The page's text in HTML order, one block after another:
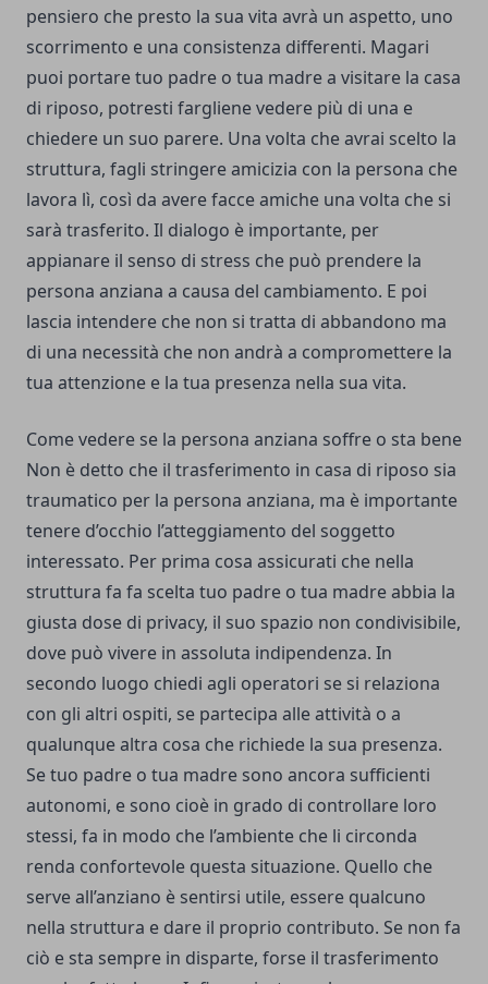
pensiero che presto la sua vita avrà un aspetto, uno
scorrimento e una consistenza differenti. Magari
puoi portare tuo padre o tua madre a visitare la casa
di riposo, potresti fargliene vedere più di una e
chiedere un suo parere. Una volta che avrai scelto la
struttura, fagli stringere amicizia con la persona che
lavora lì, così da avere facce amiche una volta che si
sarà trasferito. Il dialogo è importante, per
appianare il senso di stress che può prendere la
persona anziana a causa del cambiamento. E poi
lascia intendere che non si tratta di abbandono ma
di una necessità che non andrà a compromettere la
tua attenzione e la tua presenza nella sua vita.
Come vedere se la persona anziana soffre o sta bene
Non è detto che il trasferimento in casa di riposo sia
traumatico per la persona anziana, ma è importante
tenere d’occhio l’atteggiamento del soggetto
interessato. Per prima cosa assicurati che nella
struttura fa fa scelta tuo padre o tua madre abbia la
giusta dose di privacy, il suo spazio non condivisibile,
dove può vivere in assoluta indipendenza. In
secondo luogo chiedi agli operatori se si relaziona
con gli altri ospiti, se partecipa alle attività o a
qualunque altra cosa che richiede la sua presenza.
Se tuo padre o tua madre sono ancora sufficienti
autonomi, e sono cioè in grado di controllare loro
stessi, fa in modo che l’ambiente che li circonda
renda confortevole questa situazione. Quello che
serve all’anziano è sentirsi utile, essere qualcuno
nella struttura e dare il proprio contributo. Se non fa
ciò e sta sempre in disparte, forse il trasferimento